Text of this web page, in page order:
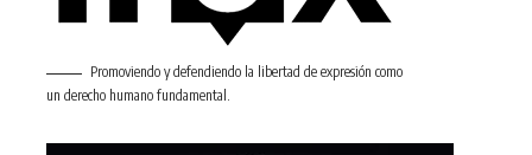
Promoviendo y defendiendo la libertad de expresión como
un derecho humano fundamental.